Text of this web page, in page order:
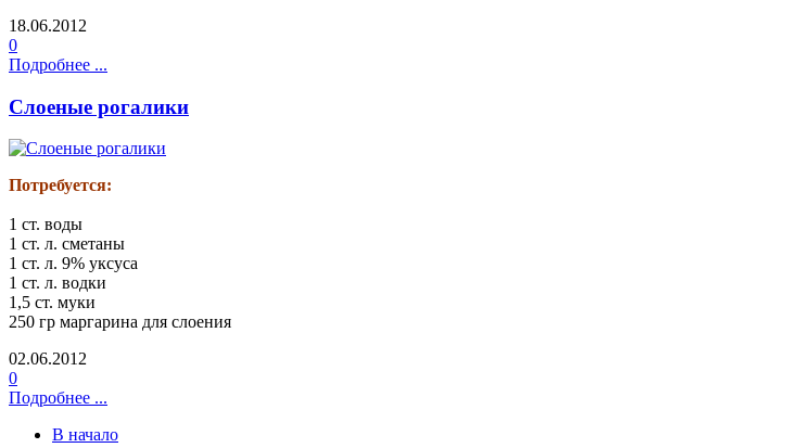
18.06.2012
0
Подробнее ...
Слоеные рогалики
Потребуется:
1 ст. воды
1 ст. л. сметаны
1 ст. л. 9% уксуса
1 ст. л. водки
1,5 ст. муки
250 гр маргарина для слоения
02.06.2012
0
Подробнее ...
В начало